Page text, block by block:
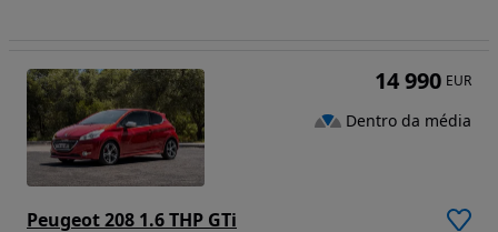
Peugeot 208 1.6 THP GTi
14 990 EUR
Dentro da média